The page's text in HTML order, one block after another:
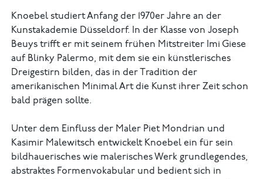
Knoebel studiert Anfang der 1970er Jahre an der
Kunstakademie Düsseldorf. In der Klasse von Joseph
Beuys trifft er mit seinem frühen Mitstreiter Imi Giese
auf Blinky Palermo, mit dem sie ein künstlerisches
Dreigestirn bilden, das in der Tradition der
amerikanischen Minimal Art die Kunst ihrer Zeit schon
bald prägen sollte.
Unter dem Einfluss der Maler Piet Mondrian und
Kasimir Malewitsch ent­wickelt Knoebel ein für sein
bildhauerisches wie malerisches Werk grundlegendes,
abstraktes Formenvokabular und bedient sich in